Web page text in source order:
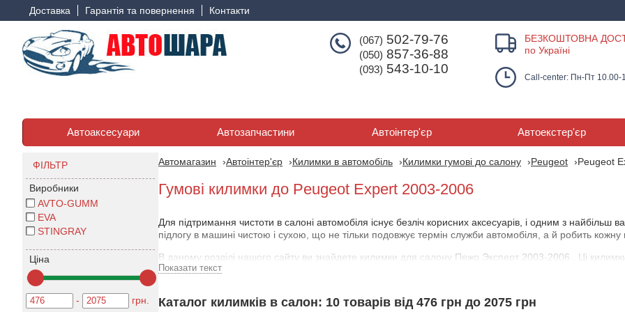
Доставка Гарантія та повернення Контакти
(067) 502-79-76
(050) 857-36-88
(093) 543-10-10
БЕЗКОШТОВНА
по Україні
Call-center: Пн-Пт 10.00-
Автоаксесуари Автозапчастини Автоінтер'єр Автоекстер'єр
ФІЛЬТР
Виробники
AVTO-GUMM
EVA
STINGRAY
Ціна
- грн.
Автомагазин Автоінтер'єр Килимки в автомобіль Килимки гумові до салону Peugeot Peugeot
Гумові килимки до Peugeot Expert 2003-2006
Для підтримання чистоти в салоні автомобіля існує безліч корисних аксесуарів, і одним з
підлогу в машині чистою і сухою, що не тільки подовжує термін служби автомобіля, а й робить кожну
В даному розділі нашого сайту ви знайдете килимки для салону Пежо Эксперт 2003-2006 . Ці килимки
ефективно запобігають потраплянню пилу, піску, води та інших рідин на підлогу. Завдяки цьому
Практичність - це лише одна сторона питання. Не менш важливий і естетичний аспект. Сучасні
Показати текст
Каталог килимків в салон: 10 товарів від 476 грн до 2075 грн